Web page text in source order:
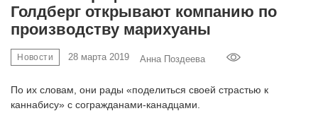
Голдберг открывают компанию по
производству марихуаны
Новости 28 марта 2019 Анна Поздеева
По их словам, они рады «поделиться своей страстью к
каннабису» с согражданами-канадцами.